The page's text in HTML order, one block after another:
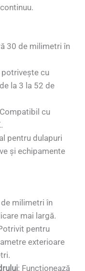
30 de milimetri în
potrivește cu
la 3 la 52 de
cu
pentru dulapuri
și echipamente
milimetri în
mai largă.
pentru
exterioare
: Funcționează